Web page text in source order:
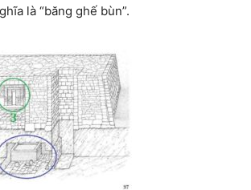
là “băng ghế bùn”.